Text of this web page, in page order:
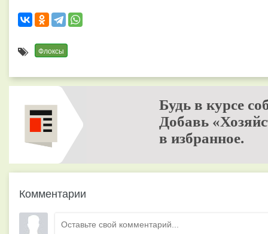
Флоксы
Будь в курсе
Добавь
в избранное.
Комментарии